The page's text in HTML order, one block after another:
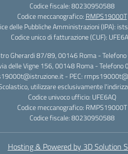
Codice fiscale: 80230950588
Codice meccanografico: RMPS19000T
delle Pubbliche Amministrazioni (IPA):
Codice unico di fatturazione (CUF):
Gherardi 87/89, 00146 Roma - Telefono
delle Vigne 156, 00148 Roma - Telefono
- PEC:
utilizzare esclusivamente
Codice univoco ufficio: UFE6AQ
Codice meccanografico: RMPS19000T
Codice fiscale: 80230950588
Hosting & Powered by 3D Solution